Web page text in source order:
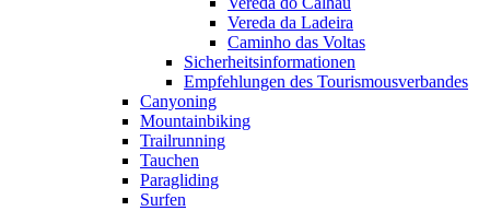
Vereda da Ladeira
Caminho das Voltas
Sicherheitsinformationen
Empfehlungen des Tourismousverbandes
Canyoning
Mountainbiking
Trailrunning
Tauchen
Paragliding
Surfen